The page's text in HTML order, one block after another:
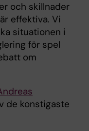
och skillnader
effektiva. Vi
situationen i
för spel
om
de konstigaste